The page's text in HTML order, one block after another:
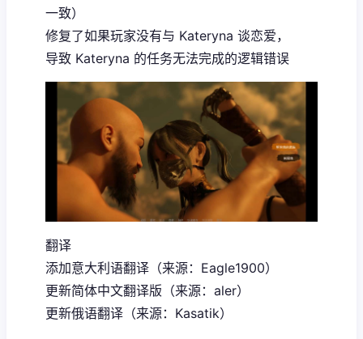
一致）
修复了如果玩家没有与 Kateryna 谈恋爱，
导致 Kateryna 的任务无法完成的逻辑错误
翻译
添加意大利语翻译（来源：Eagle1900）
更新简体中文翻译版（来源：aler）
更新俄语翻译（来源：Kasatik）